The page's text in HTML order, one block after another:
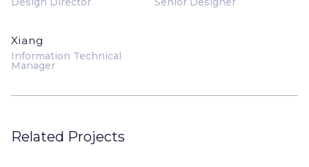
Xiang
Information Technical
Manager
Related Projects